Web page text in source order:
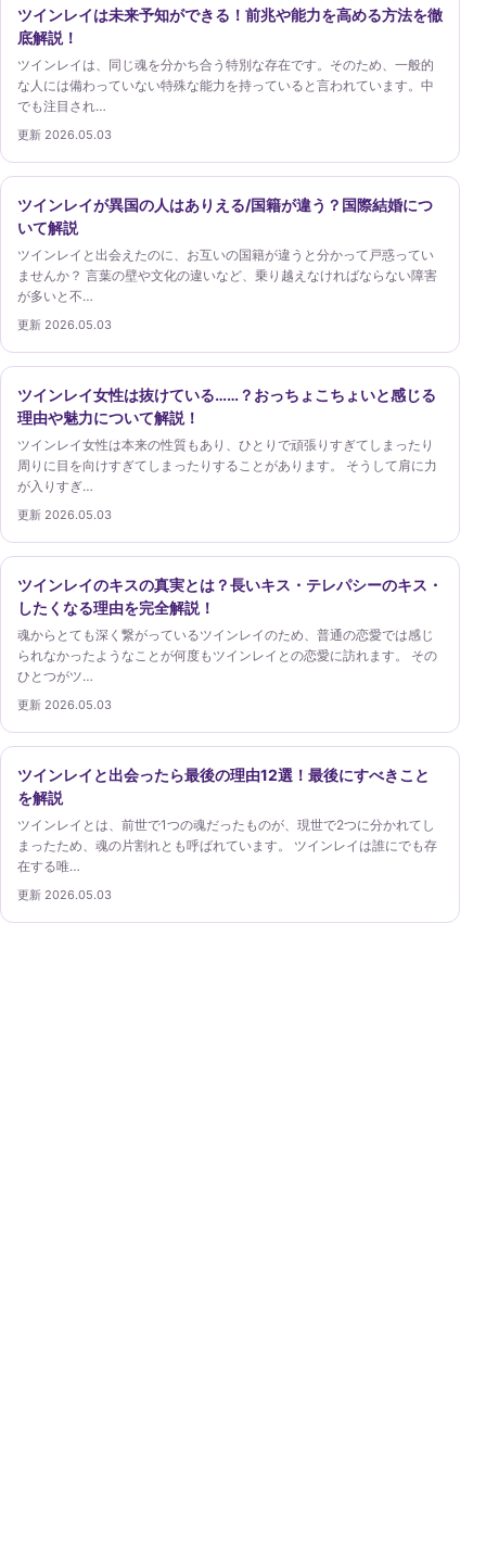
ツインレイは未来予知ができる！前兆や能力を高める方法を徹
底解説！
ツインレイは、同じ魂を分かち合う特別な存在です。そのため、一般的
な人には備わっていない特殊な能力を持っていると言われています。中
でも注目され…
更新 2026.05.03
ツインレイが異国の人はありえる/国籍が違う？国際結婚につ
いて解説
ツインレイと出会えたのに、お互いの国籍が違うと分かって戸惑ってい
ませんか？ 言葉の壁や文化の違いなど、乗り越えなければならない障害
が多いと不…
更新 2026.05.03
ツインレイ女性は抜けている……？おっちょこちょいと感じる
理由や魅力について解説！
ツインレイ女性は本来の性質もあり、ひとりで頑張りすぎてしまったり
周りに目を向けすぎてしまったりすることがあります。 そうして肩に力
が入りすぎ…
更新 2026.05.03
ツインレイのキスの真実とは？長いキス・テレパシーのキス・
したくなる理由を完全解説！
魂からとても深く繋がっているツインレイのため、普通の恋愛では感じ
られなかったようなことが何度もツインレイとの恋愛に訪れます。 その
ひとつがツ…
更新 2026.05.03
ツインレイと出会ったら最後の理由12選！最後にすべきこと
を解説
ツインレイとは、前世で1つの魂だったものが、現世で2つに分かれてし
まったため、魂の片割れとも呼ばれています。 ツインレイは誰にでも存
在する唯…
更新 2026.05.03